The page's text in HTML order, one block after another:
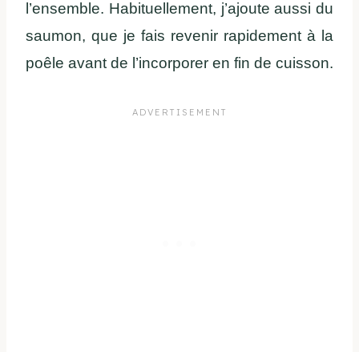
l’ensemble. Habituellement, j’ajoute aussi du
saumon, que je fais revenir rapidement à la
poêle avant de l’incorporer en fin de cuisson.